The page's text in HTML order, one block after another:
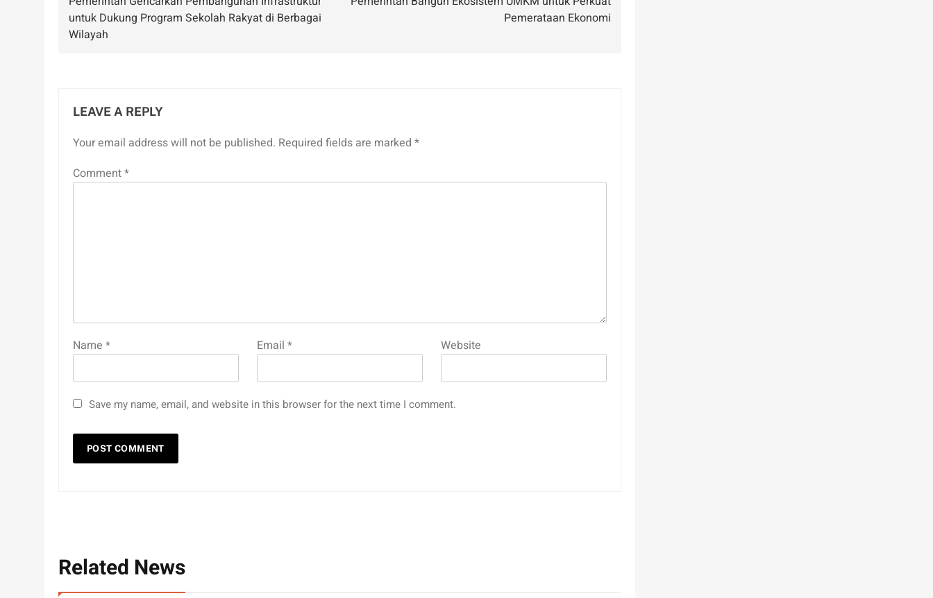
navigation
untuk Dukung Program Sekolah Rakyat di Berbagai
Wilayah
Pemerataan Ekonomi
LEAVE A REPLY
Your email address will not be published. Required fields are marked *
Comment*
Name * Email* Website
Save my name, email, and website in this browser for the next time I comment.
Related News